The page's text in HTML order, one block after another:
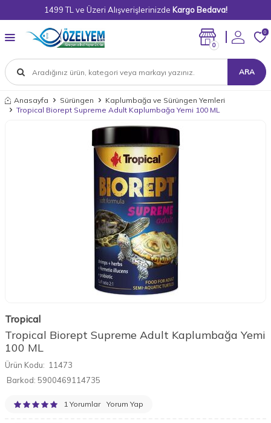
1499 TL ve Üzeri Alışverişlerinizde Kargo Bedava!
ARA
0
0
Anasayfa Sürüngen
Kaplumbağa ve Sürüngen Yemleri
Tropical Biorept Supreme Adult Kaplumbağa Yemi 100 ML
Tropical
Tropical Biorept Supreme Adult Kaplumbağa Yemi
100 ML
Ürün Kodu: 11473
Barkod: 5900469114735
1 Yorumlar Yorum Yap